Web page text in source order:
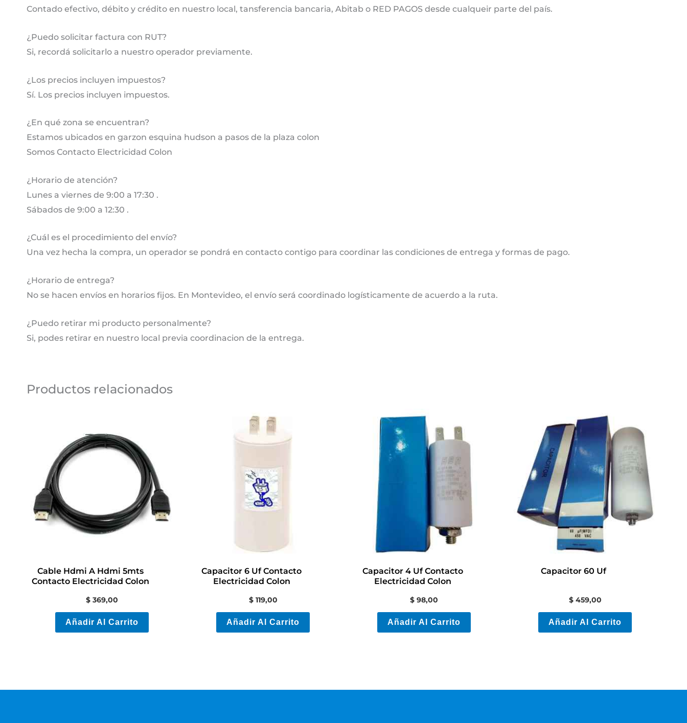
Contado efectivo, débito y crédito en nuestro local, tansferencia bancaria, Abitab o RED PAGOS desde cualqueir parte del país.
¿Puedo solicitar factura con RUT?
Si, recordá solicitarlo a nuestro operador previamente.
¿Los precios incluyen impuestos?
Sí. Los precios incluyen impuestos.
¿En qué zona se encuentran?
Estamos ubicados en garzon esquina hudson a pasos de la plaza colon
Somos Contacto Electricidad Colon
¿Horario de atención?
Lunes a viernes de 9:00 a 17:30 .
Sábados de 9:00 a 12:30 .
¿Cuál es el procedimiento del envío?
Una vez hecha la compra, un operador se pondrá en contacto contigo para coordinar las condiciones de entrega y formas de pago.
¿Horario de entrega?
No se hacen envíos en horarios fijos. En Montevideo, el envío será coordinado logísticamente de acuerdo a la ruta.
¿Puedo retirar mi producto personalmente?
Si, podes retirar en nuestro local previa coordinacion de la entrega.
Productos relacionados
Cable Hdmi A Hdmi 5mts
Contacto Electricidad Colon
$ 369,00
Añadir Al Carrito
Capacitor 6 Uf Contacto
Electricidad Colon
$119,00
Añadir Al Carrito
Capacitor 4 Uf Contacto
Electricidad Colon
$ 98,00
Añadir Al Carrito
Capacitor 60 Uf
$459,00
Añadir Al Carrito